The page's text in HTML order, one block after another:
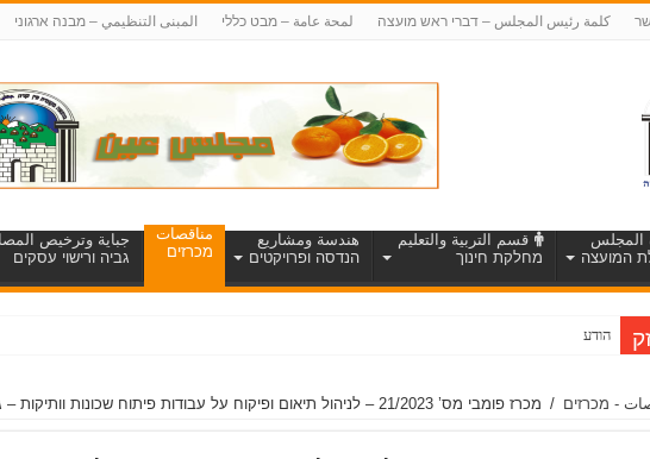
كلمة رئيس المجلس – דברי ראש מועצה لمحة عامة – מבט כללי المبنى التنظيمي – מבנה ארגוני
المجلس
המועצה
قسم التربية والتعليم
מחלקת חינוך
هندسة ومشاريع
הנדסה ופרויקטים
مناقصات
מכרזים
جباية وترخيص
גביה ורישוי עסקים
הודעה על הארכת מועד לה
- מכרזים / מכרז פומבי מס’ 21/2023 – לניהול תיאום ופיקוח על עבודות פיתוח שכונות וותיקות – גרעין הכפר שלב א’, בכפר עין קניה